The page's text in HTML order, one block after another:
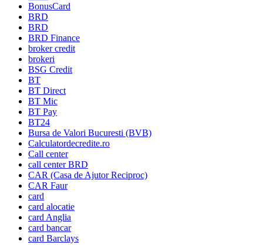
BonusCard
BRD
BRD
BRD Finance
broker credit
brokeri
BSG Credit
BT
BT Direct
BT Mic
BT Pay
BT24
Bursa de Valori Bucuresti (BVB)
Calculatordecredite.ro
Call center
call center BRD
CAR (Casa de Ajutor Reciproc)
CAR Faur
card
card alocatie
card Anglia
card bancar
card Barclays